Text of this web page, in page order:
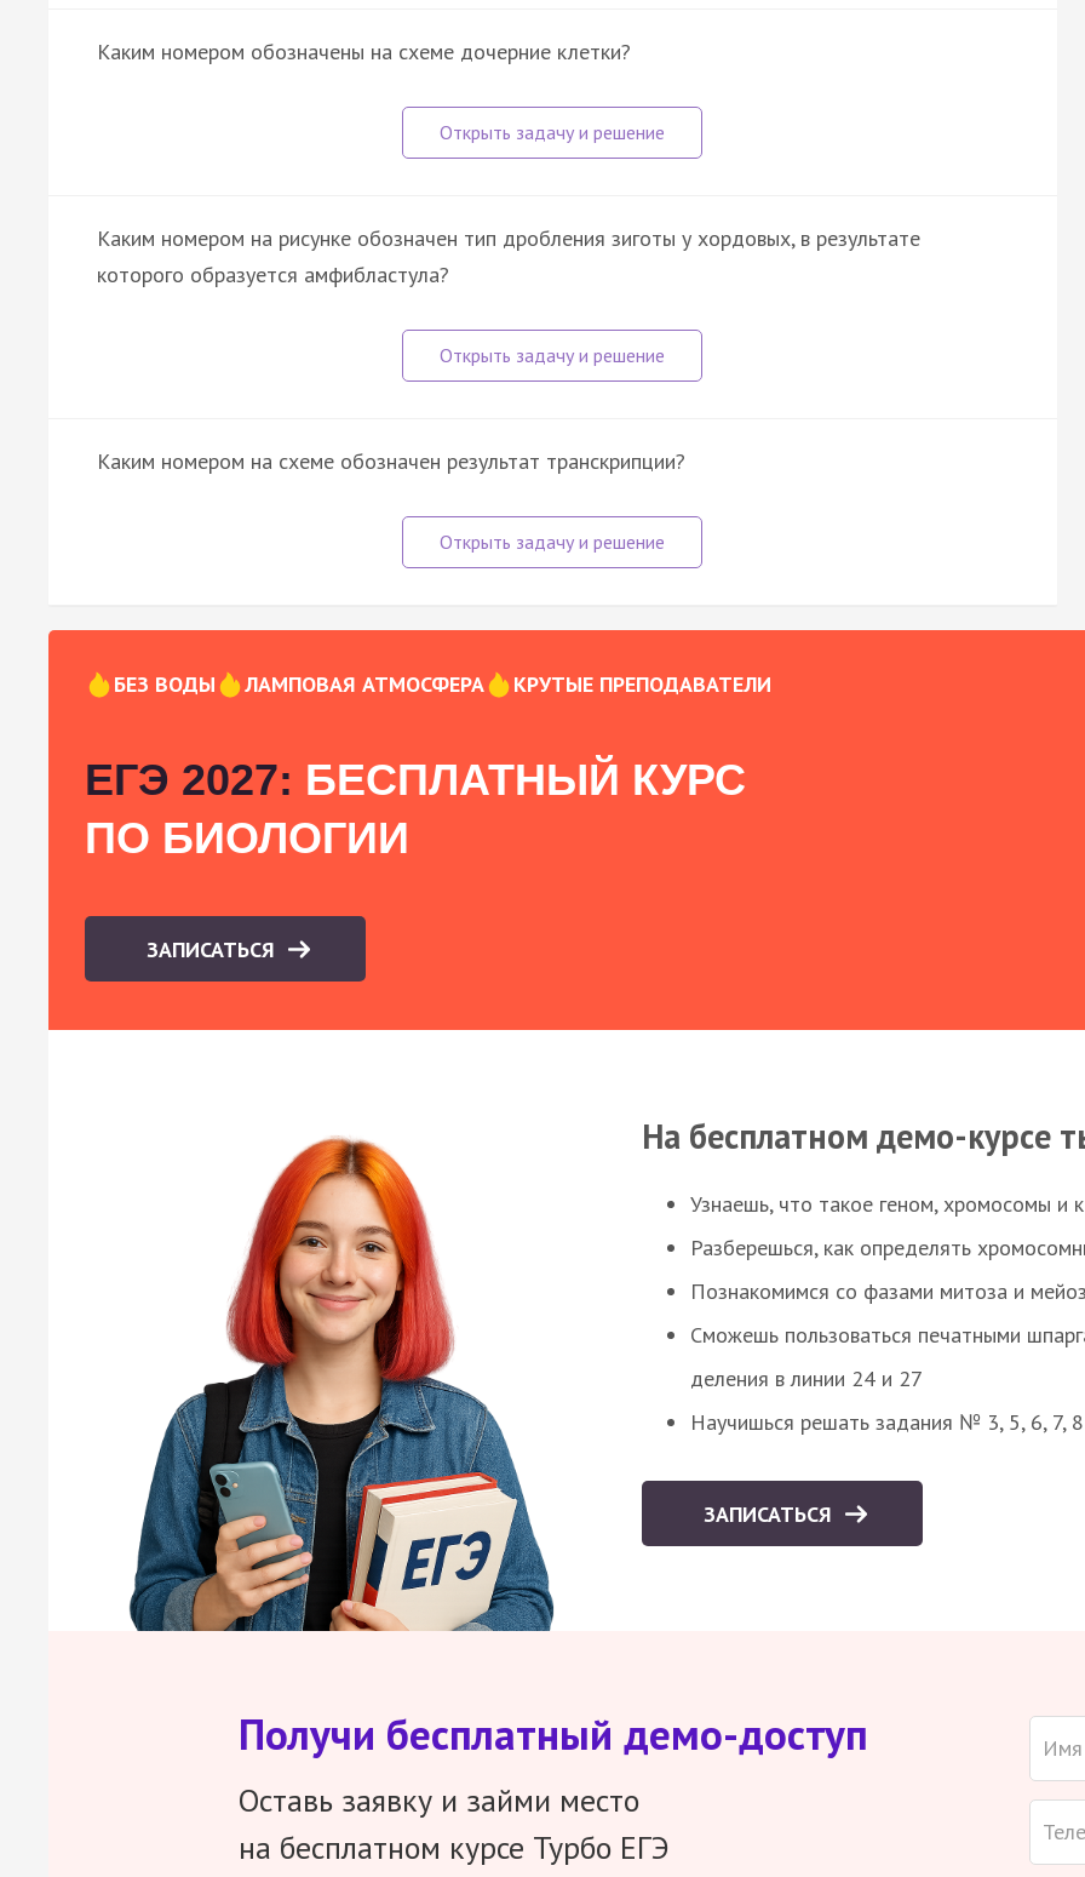
Каким номером обозначены на схеме дочерние клетки?
Каким номером на рисунке обозначен тип дробления зиготы у хордовых, в результате
которого образуется амфибластула?
Каким номером на схеме обозначен результат транскрипции?
БЕЗ ВОДЫ ЛАМПОВАЯ АТМОСФЕРА КРУТЫЕ ПРЕПОДАВАТЕЛИ
ЕГЭ 2027: БЕСПЛАТНЫЙ КУРС
ПО БИОЛОГИИ
ЗАПИСАТЬСЯ
На бесплатном демо-курсе
Узнаешь, что такое геном, хромосомы и
Разберешься, как определять
Познакомимся со фазами митоза и
Сможешь пользоваться печатными
деления в линии 24 и 27
Научишься решать задания № 3, 5, 6, 7,
ЗАПИСАТЬСЯ
Получи бесплатный демо-доступ
Оставь заявку и займи место
на бесплатном курсе Турбо ЕГЭ